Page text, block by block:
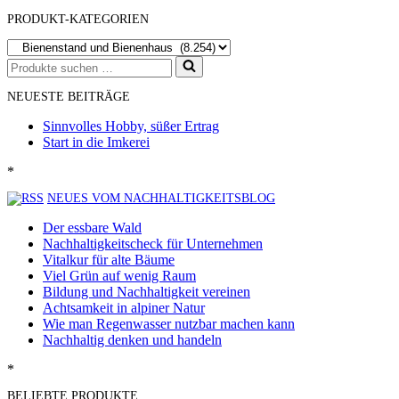
PRODUKT-KATEGORIEN
Suchen
nach …
NEUESTE BEITRÄGE
Sinnvolles Hobby, süßer Ertrag
Start in die Imkerei
*
NEUES VOM NACHHALTIGKEITSBLOG
Der essbare Wald
Nachhaltigkeitscheck für Unternehmen
Vitalkur für alte Bäume
Viel Grün auf wenig Raum
Bildung und Nachhaltigkeit vereinen
Achtsamkeit in alpiner Natur
Wie man Regenwasser nutzbar machen kann
Nachhaltig denken und handeln
*
BELIEBTE PRODUKTE